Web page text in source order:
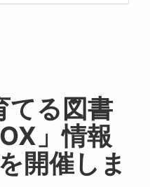
てる図書
」情報
開催しま